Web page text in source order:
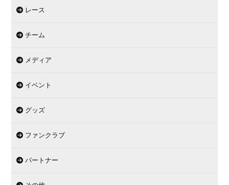
レース
チーム
メディア
イベント
グッズ
ファンクラブ
パートナー